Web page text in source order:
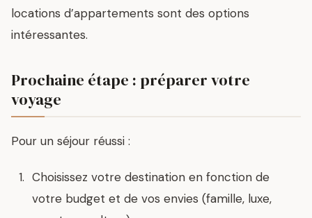
locations d’appartements sont des options
intéressantes.
Prochaine étape : préparer votre
voyage
Pour un séjour réussi :
Choisissez votre destination en fonction de
votre budget et de vos envies (famille, luxe,